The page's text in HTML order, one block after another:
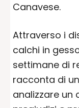
Canavese.
Attraverso i
calchi in
settimane di
racconta di
analizzare un